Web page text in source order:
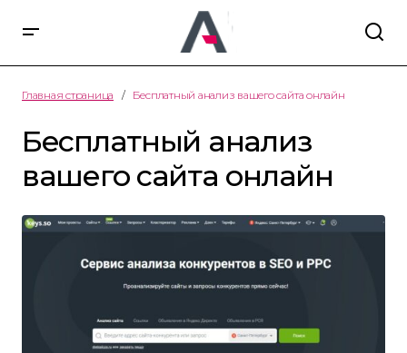
Главная страница Бесплатный анализ вашего сайта онлайн
Бесплатный анализ
вашего сайта онлайн